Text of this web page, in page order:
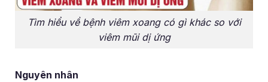
Tìm hiểu về bệnh viêm xoang có gì khác so với
viêm mũi dị ứng
Nguyên nhân